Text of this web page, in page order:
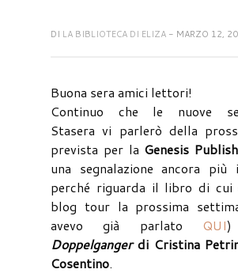
DI LA BIBLIOTECA DI ELIZA - MARZO 12,
Buona sera amici lettori!
Continuo che le nuove
Stasera vi parlerò della
prevista per la Genesis
una segnalazione ancora più
perché riguarda il libro di cui
blog tour la prossima
avevo già parlato QUI)
Doppelgangerdi Cristina
Cosentino.